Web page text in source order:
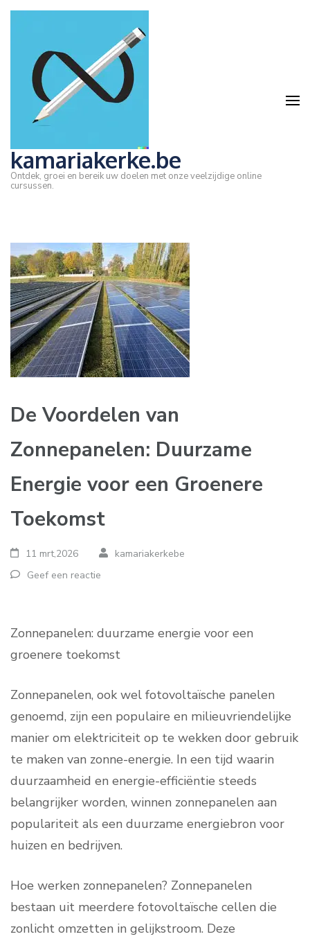
Ga
Enter)
kamariakerke.be
Ontdek, groei en bereik uw doelen met onze veelzijdige online
cursussen.
De Voordelen van
Zonnepanelen: Duurzame
Energie voor een Groenere
Toekomst
11 mrt,2026
kamariakerkebe
Geef een reactie
Zonnepanelen: duurzame energie voor een
groenere toekomst
Zonnepanelen, ook wel fotovoltaïsche panelen
genoemd, zijn een populaire en milieuvriendelijke
manier om elektriciteit op te wekken door gebruik
te maken van zonne-energie. In een tijd waarin
duurzaamheid en energie-efficiëntie steeds
belangrijker worden, winnen zonnepanelen aan
populariteit als een duurzame energiebron voor
huizen en bedrijven.
Hoe werken zonnepanelen? Zonnepanelen
bestaan uit meerdere fotovoltaïsche cellen die
zonlicht omzetten in gelijkstroom. Deze